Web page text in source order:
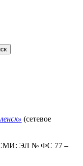
(сетевое
СМИ: ЭЛ № ФС 77 –